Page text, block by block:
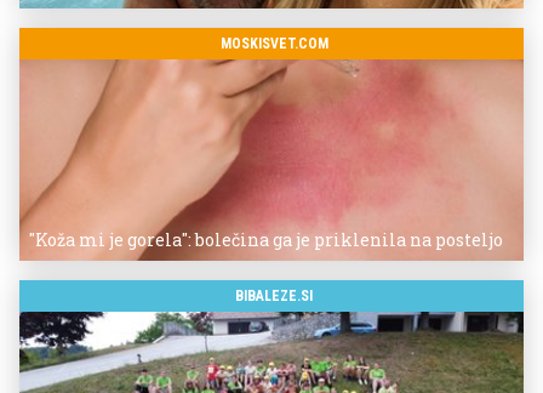
MOSKISVET.COM
"Koža mi je gorela": bolečina ga je priklenila na posteljo
BIBALEZE.SI